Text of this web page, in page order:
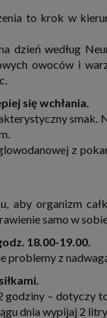
1.
oraz
to krok w
dzień według
owoców i
się wchłania.
smak.
z
aby organizm
samo w
18.00-19.00.
z
godziny – dotyczy
dnia wypijaj 2